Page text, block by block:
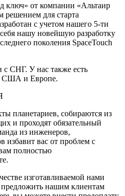
ключ» от компании «Альтаир
решением для старта
с учетом нашего 5-ти
нашу новейшую разработку
поколения SpaceTouch
СНГ. У нас также есть
США и Европе.
планетариев, собираются из
и проходят обязательный
из инженеров,
избавит вас от проблем с
полностью
изготавливаемой нами
нашим клиентам